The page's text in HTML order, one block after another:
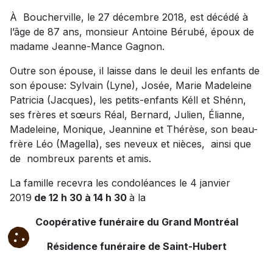
À Boucherville, le 27 décembre 2018, est décédé à
l’âge de 87 ans, monsieur Antoine Bérubé, époux de
madame Jeanne-Mance Gagnon.
Outre son épouse, il laisse dans le deuil les enfants de
son épouse: Sylvain (Lyne), Josée, Marie Madeleine
Patricia (Jacques), les petits-enfants Kéll et Shénn,
ses frères et sœurs Réal, Bernard, Julien, Élianne,
Madeleine, Monique, Jeannine et Thérèse, son beau-
frère Léo (Magella), ses neveux et nièces, ainsi que
de nombreux parents et amis.
La famille recevra les condoléances le 4 janvier
2019 de 12 h 30 à 14 h 30 à la
Coopérative funéraire du Grand Montréal
Résidence funéraire de Saint-Hubert